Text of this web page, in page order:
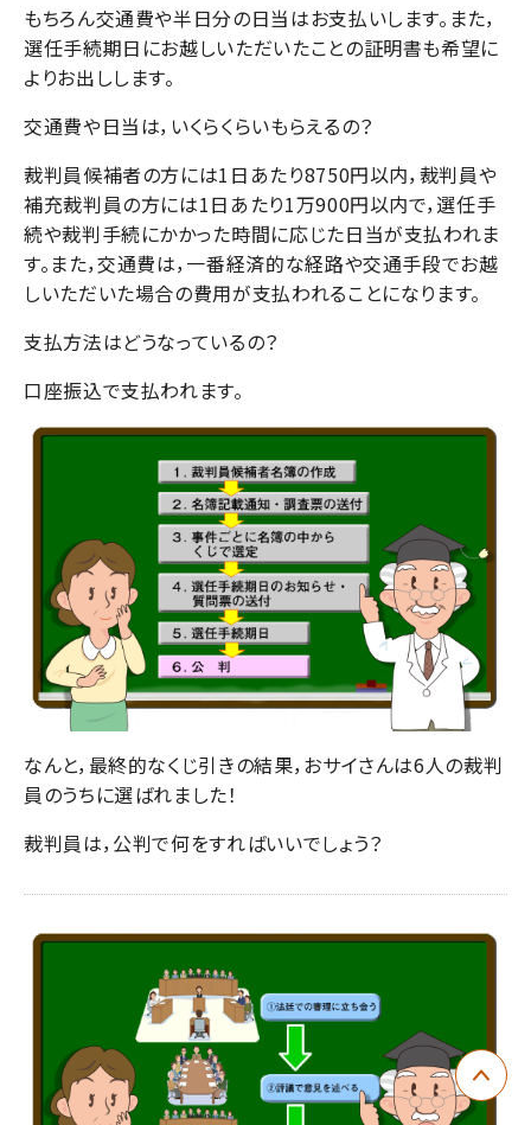
もちろん交通費や半日分の日当はお支払いします。また，
選任手続期日にお越しいただいたことの証明書も希望に
よりお出しします。
交通費や日当は，いくらくらいもらえるの？
裁判員候補者の方には1日あたり8750円以内，裁判員や
補充裁判員の方には1日あたり1万900円以内で，選任手
続や裁判手続にかかった時間に応じた日当が支払われま
す。また，交通費は，一番経済的な経路や交通手段でお越
しいただいた場合の費用が支払われることになります。
支払方法はどうなっているの？
口座振込で支払われます。
なんと，最終的なくじ引きの結果，おサイさんは6人の裁判
員のうちに選ばれました！
裁判員は，公判で何をすればいいでしょう？
ペー